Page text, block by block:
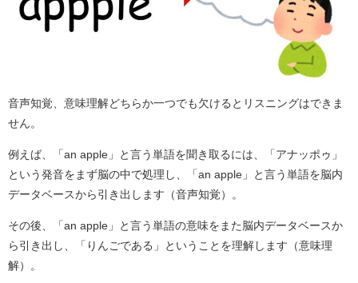
音声知覚、意味理解どちらか一つでも欠けるとリスニングはできま
せん。
例えば、「an apple」と言う単語を聞き取るには、「アナッポゥ」
という発音をまず脳の中で処理し、「an apple」と言う単語を脳内
データベースから引き出します（音声知覚）。
その後、「an apple」と言う単語の意味をまた脳内データベースか
ら引き出し、「りんごである」ということを理解します（意味理
解）。